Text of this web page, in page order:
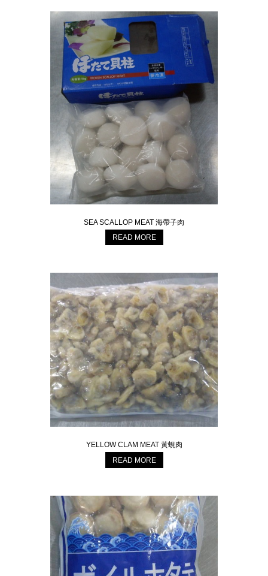
SEA SCALLOP MEAT 海帶子肉
READ MORE
YELLOW CLAM MEAT 黃蜆肉
READ MORE